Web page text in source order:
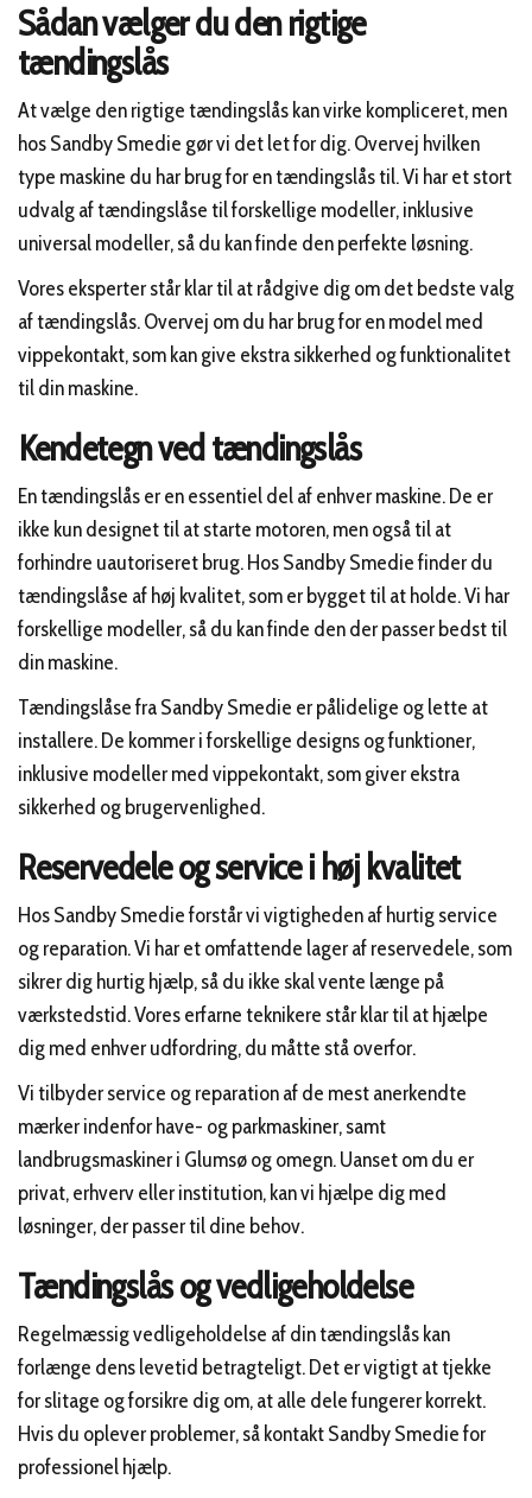
Sådan vælger du den rigtige
tændingslås
At vælge den rigtige tændingslås kan virke kompliceret, men
hos Sandby Smedie gør vi det let for dig. Overvej hvilken
type maskine du har brug for en tændingslås til. Vi har et stort
udvalg af tændingslåse til forskellige modeller, inklusive
universal modeller, så du kan finde den perfekte løsning.
Vores eksperter står klar til at rådgive dig om det bedste valg
af tændingslås. Overvej om du har brug for en model med
vippekontakt, som kan give ekstra sikkerhed og funktionalitet
til din maskine.
Kendetegn ved tændingslås
En tændingslås er en essentiel del af enhver maskine. De er
ikke kun designet til at starte motoren, men også til at
forhindre uautoriseret brug. Hos Sandby Smedie finder du
tændingslåse af høj kvalitet, som er bygget til at holde. Vi har
forskellige modeller, så du kan finde den der passer bedst til
din maskine.
Tændingslåse fra Sandby Smedie er pålidelige og lette at
installere. De kommer i forskellige designs og funktioner,
inklusive modeller med vippekontakt, som giver ekstra
sikkerhed og brugervenlighed.
Reservedele og service i høj kvalitet
Hos Sandby Smedie forstår vi vigtigheden af hurtig service
og reparation. Vi har et omfattende lager af reservedele, som
sikrer dig hurtig hjælp, så du ikke skal vente længe på
værkstedstid. Vores erfarne teknikere står klar til at hjælpe
dig med enhver udfordring, du måtte stå overfor.
Vi tilbyder service og reparation af de mest anerkendte
mærker indenfor have- og parkmaskiner, samt
landbrugsmaskiner i Glumsø og omegn. Uanset om du er
privat, erhverv eller institution, kan vi hjælpe dig med
løsninger, der passer til dine behov.
Tændingslås og vedligeholdelse
Regelmæssig vedligeholdelse af din tændingslås kan
forlænge dens levetid betragteligt. Det er vigtigt at tjekke
for slitage og forsikre dig om, at alle dele fungerer korrekt.
Hvis du oplever problemer, så kontakt Sandby Smedie for
professionel hjælp.